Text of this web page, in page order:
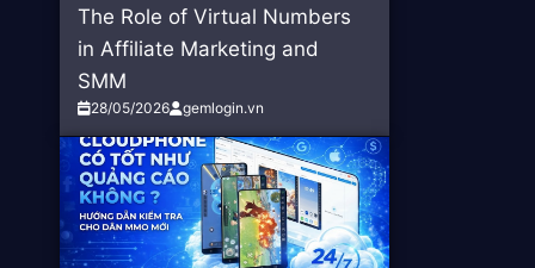
The Role of Virtual Numbers
in Affiliate Marketing and
SMM
28/05/2026 gemlogin.vn